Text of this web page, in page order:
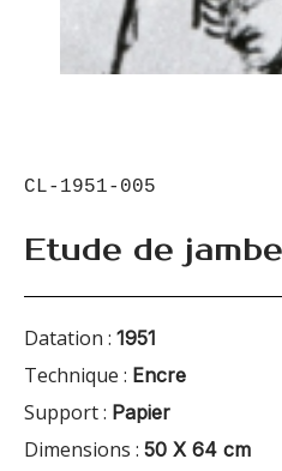
CL-1951-005
Etude de
Datation : 1951
Technique : Encre
Support : Papier
Dimensions : 50 X 64 cm